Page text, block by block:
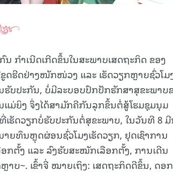
ກຳເນີດເກີດຂຶ້ນໃນສະພາບເສດຖະກິດ ຂອງ
ຮີດຢ່າງໜັກໜ່ວງ ແລະ ເຮັດວຽກຫຼາຍຊົ່ວໂມ
ຮັບປະກັນ, ບໍ່ມີລະບອບປົກປັກຮັກສາສຸຂະພາບ
ມ່ຍິງ ຈຶ່ງໄດ້ສາມັກຄີກັນລຸກຂຶ້ນຕໍ່ສູ້ໂຮມຊຸມນຸມ
ຮັດວຽກບໍ່ຮັບປະກັນຕໍ່ສຸຂະພາບ, ໃນວັນທີ 8
ຍທຶນຫຼຸດຜ່ອນຊົ່ວໂມງເຮັດວຽກ, ຢຸດເຊົາການ
ກຕັ້ງ ແລະ ລົງຮັບສະໝັກເລືອກຕັ້ງ, ການເດີນ
າບ~. ເຂົ້າຈີ່ ໝາຍເຖິງ: ເສດຖະກິດດີຂຶ້ນ, ດອກ